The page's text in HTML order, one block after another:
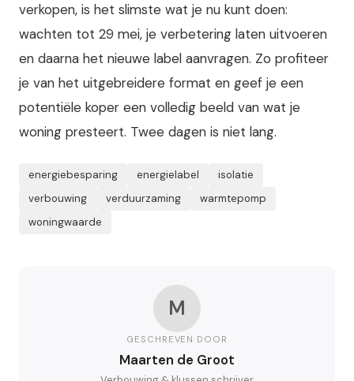
verkopen, is het slimste wat je nu kunt doen:
wachten tot 29 mei, je verbetering laten uitvoeren
en daarna het nieuwe label aanvragen. Zo profiteer
je van het uitgebreidere format en geef je een
potentiële koper een volledig beeld van wat je
woning presteert. Twee dagen is niet lang.
energiebesparing energielabel
isolatie
verbouwing
verduurzaming
warmtepomp
woningwaarde
M
GESCHREVEN DOOR
Maarten de Groot